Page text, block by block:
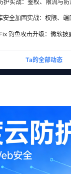
护实战：鉴权、限流与
安全加固实战：权限、
钓鱼攻击升级：微软披
Ta的全部动态